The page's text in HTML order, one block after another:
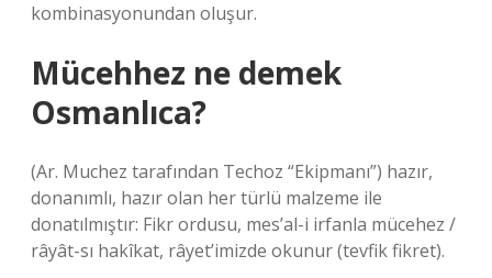
kombinasyonundan oluşur.
Mücehhez ne demek
Osmanlıca?
(Ar. Muchez tarafından Techoz “Ekipmanı”) hazır,
donanımlı, hazır olan her türlü malzeme ile
donatılmıştır: Fikr ordusu, mes’al-i irfanla mücehez /
râyât-sı hakîkat, râyet’imizde okunur (tevfik fikret).